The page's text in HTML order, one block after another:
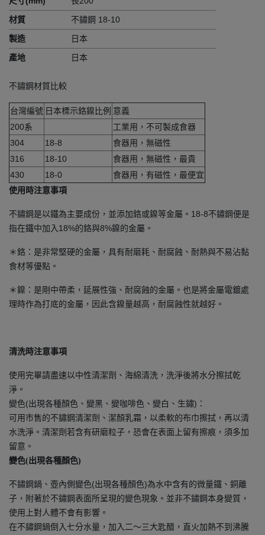
材質
不鏽鋼 18-10
製造
日本
產地
日本
不鏽鋼材質比較
台灣編號 日本標示鉻鎳比例 意義
200系
工業用，不可製成食器
304
18-8
食器用，無磁性
316
18-10
食器用，無磁性，最貴
430
18-0 食器用，有磁性，最便宜
使用時注意事項
不鏽鋼是以鐵為主要成份，並添加鉻或鎳等金屬。18-8不鏽鋼便是
指在鐵中加入18%的鉻與8%鎳的金屬。
＊鉻：是非常堅硬的金屬，具有耐磨耗、耐腐蝕、耐熱與不易沾黏
食材等優點。
＊鎳：是剛中帶柔，延展性強、耐腐蝕的金屬。也是將金屬電鍍處
理時作為打底的金屬，因此含鎳量越高，耐腐蝕性就越好。
清洗時注意事項
使用完畢請盡速以中性清潔劑、海綿清洗，洗淨後將水分擦拭乾
淨。
變色(出現各種顏色、變黑、變咖啡色、變白、生鏽)：
可用市售的不鏽鋼清潔劑、潔顏乳霜，以柔軟的布巾擦拭，再以清
水洗淨。清潔劑若含有研磨粒子，恐會在表面上留有擦痕，須多加
留意。
變色(出現各種顏色)
不鏽鋼鍋、壺內側變色(出現各種顏色)為水中含有的微量鐵、銅離
子，附著於不鏽鋼表面所呈現的變色現象。並非不鏽鋼本身變質，
使用上對人體不會有影響。
在不鏽鋼鍋倒入七分水量，加入二～三大匙醋，直火加熱不到沸騰